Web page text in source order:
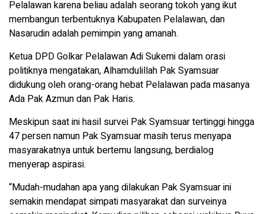
Pelalawan karena beliau adalah seorang tokoh yang ikut
membangun terbentuknya Kabupaten Pelalawan, dan
Nasarudin adalah pemimpin yang amanah.
Ketua DPD Golkar Pelalawan Adi Sukemi dalam orasi
politiknya mengatakan, Alhamdulillah Pak Syamsuar
didukung oleh orang-orang hebat Pelalawan pada masanya
Ada Pak Azmun dan Pak Haris.
Meskipun saat ini hasil survei Pak Syamsuar tertinggi hingga
47 persen namun Pak Syamsuar masih terus menyapa
masyarakatnya untuk bertemu langsung, berdialog
menyerap aspirasi.
“Mudah-mudahan apa yang dilakukan Pak Syamsuar ini
semakin mendapat simpati masyarakat dan surveinya